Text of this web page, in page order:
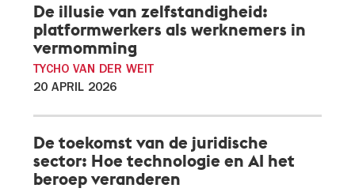
De illusie van zelfstandigheid:
platformwerkers als werknemers in
vermomming
TYCHO VAN DER WEIT
20 APRIL 2026
De toekomst van de juridische
sector: Hoe technologie en AI het
beroep veranderen